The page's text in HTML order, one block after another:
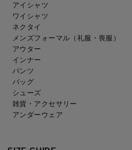
アイシャツ
ワイシャツ
ネクタイ
メンズフォーマル （礼服・喪服）
アウター
インナー
パンツ
バッグ
シューズ
雑貨・アクセサリー
アンダーウェア